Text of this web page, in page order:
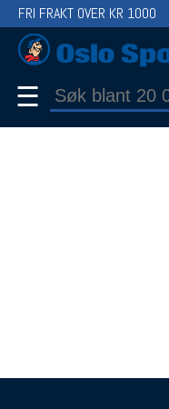
FRI FRAKT OVER KR 1000
☰